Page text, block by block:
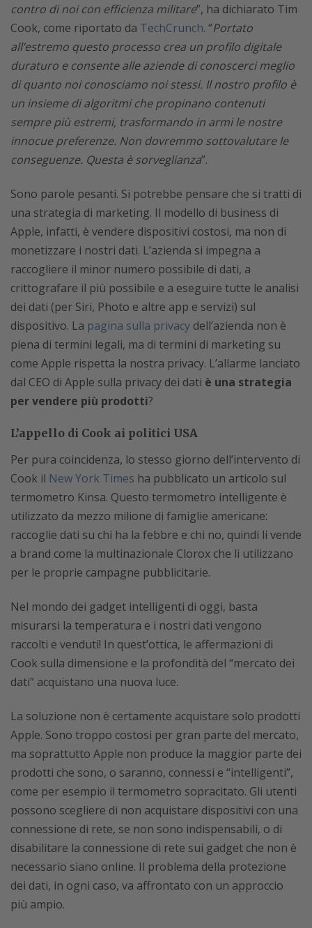
contro di noi con efficienza militare”, ha dichiarato Tim
Cook, come riportato da TechCrunch. “Portato
all’estremo questo processo crea un profilo digitale
duraturo e consente alle aziende di conoscerci meglio
di quanto noi conosciamo noi stessi. Il nostro profilo è
un insieme di algoritmi che propinano contenuti
sempre più estremi, trasformando in armi le nostre
innocue preferenze. Non dovremmo sottovalutare le
conseguenze. Questa è sorveglianza”.
Sono parole pesanti. Si potrebbe pensare che si tratti di
una strategia di marketing. Il modello di business di
Apple, infatti, è vendere dispositivi costosi, ma non di
monetizzare i nostri dati. L’azienda si impegna a
raccogliere il minor numero possibile di dati, a
crittografare il più possibile e a eseguire tutte le analisi
dei dati (per Siri, Photo e altre app e servizi) sul
dispositivo. La pagina sulla privacy dell’azienda non è
piena di termini legali, ma di termini di marketing su
come Apple rispetta la nostra privacy. L’allarme lanciato
dal CEO di Apple sulla privacy dei dati è una strategia
per vendere più prodotti?
L’appello di Cook ai politici USA
Per pura coincidenza, lo stesso giorno dell’intervento di
Cook il New York Times ha pubblicato un articolo sul
termometro Kinsa. Questo termometro intelligente è
utilizzato da mezzo milione di famiglie americane:
raccoglie dati su chi ha la febbre e chi no, quindi li vende
a brand come la multinazionale Clorox che li utilizzano
per le proprie campagne pubblicitarie.
Nel mondo dei gadget intelligenti di oggi, basta
misurarsi la temperatura e i nostri dati vengono
raccolti e venduti! In quest’ottica, le affermazioni di
Cook sulla dimensione e la profondità del “mercato dei
dati” acquistano una nuova luce.
La soluzione non è certamente acquistare solo prodotti
Apple. Sono troppo costosi per gran parte del mercato,
ma soprattutto Apple non produce la maggior parte dei
prodotti che sono, o saranno, connessi e “intelligenti”,
come per esempio il termometro sopracitato. Gli utenti
possono scegliere di non acquistare dispositivi con una
connessione di rete, se non sono indispensabili, o di
disabilitare la connessione di rete sui gadget che non è
necessario siano online. Il problema della protezione
dei dati, in ogni caso, va affrontato con un approccio
più ampio.